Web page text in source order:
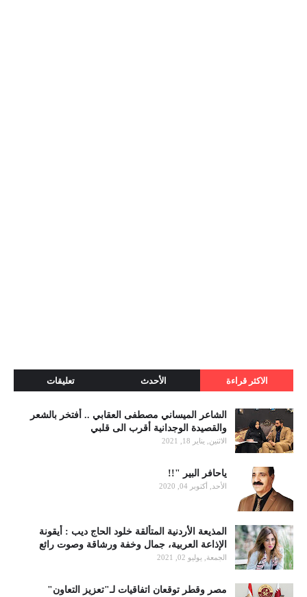
الاكثر قراءة الأحدث تعليقات
الشاعر الميساني مصطفى العقابي .. أفتخر بالشعر
والقصيدة الوجدانية أقرب الى قلبي
الاثنين, يناير 18, 2021
ياحافر البير "!!
الأحد, أكتوبر 04, 2020
المذيعة الأردنية المتألقة خلود الحاج ديب : أيقونة
الإذاعة العربية، جمال وخفة ورشاقة وصوت رائع
الجمعة, يوليو 02, 2021
مصر وقطر توقعان اتفاقيات لـ"تعزيز التعاون"